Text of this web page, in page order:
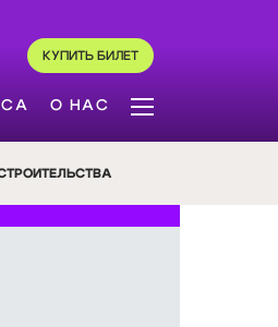
КУПИТЬ БИЛЕТ
О НАС